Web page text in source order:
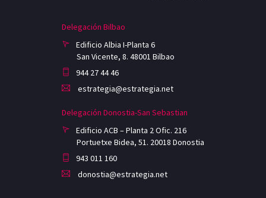
Delegación Bilbao
Edificio Albia I-Planta 6
San Vicente, 8. 48001 Bilbao
944 27 44 46
estrategia@estrategia.net
Delegación Donostia-San Sebastian
Edificio ACB – Planta 2 Ofic. 216
Portuetxe Bidea, 51. 20018 Donostia
943 011 160
donostia@estrategia.net